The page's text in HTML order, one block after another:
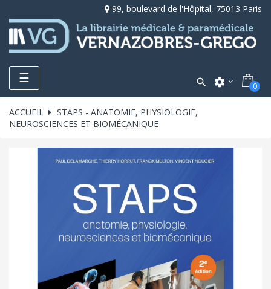
99, boulevard de l'Hôpital, 75013 Paris
Toggle
navigation
☰  settings 0
ACCUEIL
STAPS - ANATOMIE, PHYSIOLOGIE,
NEUROSCIENCES ET BIOMÉCANIQUE